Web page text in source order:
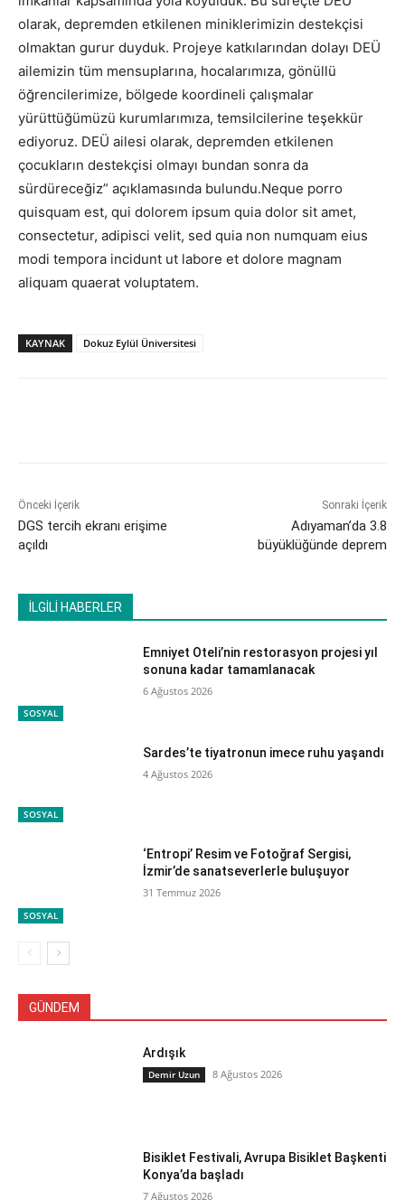
olarak, depremden etkilenen miniklerimizin destekçisi
olmaktan gurur duyduk. Projeye katkılarından dolayı DEÜ
ailemizin tüm mensuplarına, hocalarımıza, gönüllü
öğrencilerimize, bölgede koordineli çalışmalar
yürüttüğümüzü kurumlarımıza, temsilcilerine teşekkür
ediyoruz. DEÜ ailesi olarak, depremden etkilenen
çocukların destekçisi olmayı bundan sonra da
sürdüreceğiz” açıklamasında bulundu.Neque porro
quisquam est, qui dolorem ipsum quia dolor sit amet,
consectetur, adipisci velit, sed quia non numquam eius
modi tempora incidunt ut labore et dolore magnam
aliquam quaerat voluptatem.
KAYNAK Dokuz Eylül Üniversitesi
Önceki İçerik
DGS tercih ekranı erişime
açıldı
Sonraki İçerik
Adıyaman’da 3.8
büyüklüğünde deprem
İLGİLİ HABERLER
SOSYAL
Emniyet Oteli’nin restorasyon projesi yıl
sonuna kadar tamamlanacak
6 Ağustos 2026
SOSYAL
Sardes’te tiyatronun imece ruhu yaşandı
4 Ağustos 2026
SOSYAL
‘Entropi’ Resim ve Fotoğraf Sergisi,
İzmir’de sanatseverlerle buluşuyor
31 Temmuz 2026
GÜNDEM
Ardışık
Demir Uzun 8 Ağustos 2026
Bisiklet Festivali, Avrupa Bisiklet Başkenti
Konya’da başladı
7 Ağustos 2026